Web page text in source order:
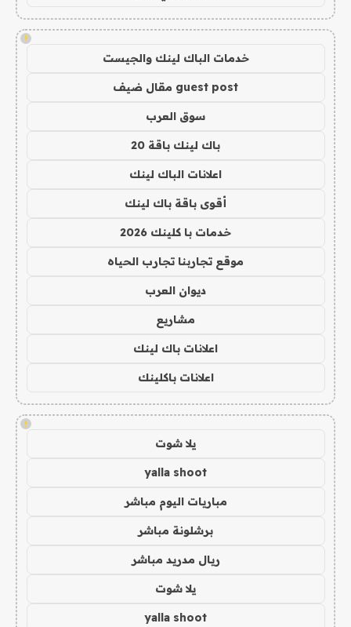
!
خدمات الباك لينك والجيست
guest post مقال ضيف
سوق العرب
باك لينك باقة 20
اعلانات الباك لينك
أقوى باقة باك لينك
خدمات با كلينك 2026
موقع تجاربنا تجارب الحياه
ديوان العرب
مشاريع
اعلانات باك لينك
اعلانات باكلينك
!
يلا شوت
yalla shoot
مباريات اليوم مباشر
برشلونة مباشر
ريال مدريد مباشر
يلا شوت
yalla shoot